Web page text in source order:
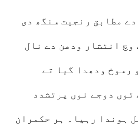
مطابق رنجیت سنگھ دی
وچ انتشار ودھن دے نال
رسوخ ودھدا گیا تے
توں دوجے نوں پرتشدد
ہوندا رہیا۔ ہر حکمران